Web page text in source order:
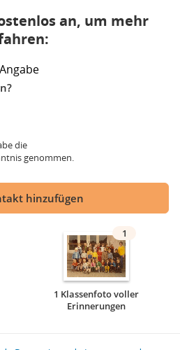
an, um mehr
die
genommen.
hinzufügen
1
1 Klassenfoto voller
Erinnerungen